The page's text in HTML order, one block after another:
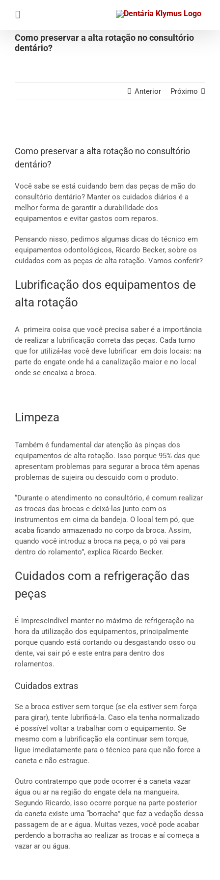
conteúdoComo preservar a alta rotação no consultório
dentário?
Anterior Próximo
Image
Como preservar a alta rotação no consultório
dentário?
Você sabe se está cuidando bem das peças de mão do
consultório dentário? Manter os cuidados diários é a
melhor forma de garantir a durabilidade dos
equipamentos e evitar gastos com reparos.
Pensando nisso, pedimos algumas dicas do técnico em
equipamentos odontológicos, Ricardo Becker, sobre os
cuidados com as peças de alta rotação. Vamos conferir?
Lubrificação dos equipamentos de
alta rotação
A primeira coisa que você precisa saber é a importância
de realizar a lubrificação correta das peças. Cada turno
que for utilizá-las você deve lubrificar em dois locais: na
parte do engate onde há a canalização maior e no local
onde se encaixa a broca.
Limpeza
Também é fundamental dar atenção às pinças dos
equipamentos de alta rotação. Isso porque 95% das que
apresentam problemas para segurar a broca têm apenas
problemas de sujeira ou descuido com o produto.
“Durante o atendimento no consultório, é comum realizar
as trocas das brocas e deixá-las junto com os
instrumentos em cima da bandeja. O local tem pó, que
acaba ficando armazenado no corpo da broca. Assim,
quando você introduz a broca na peça, o pó vai para
dentro do rolamento”, explica Ricardo Becker.
Cuidados com a refrigeração das
peças
É imprescindível manter no máximo de refrigeração na
hora da utilização dos equipamentos, principalmente
porque quando está cortando ou desgastando osso ou
dente, vai sair pó e este entra para dentro dos
rolamentos.
Cuidados extras
Se a broca estiver sem torque (se ela estiver sem força
para girar), tente lubrificá-la. Caso ela tenha normalizado
é possível voltar a trabalhar com o equipamento. Se
mesmo com a lubrificação ela continuar sem torque,
ligue imediatamente para o técnico para que não force a
caneta e não estrague.
Outro contratempo que pode ocorrer é a caneta vazar
água ou ar na região do engate dela na mangueira.
Segundo Ricardo, isso ocorre porque na parte posterior
da caneta existe uma “borracha” que faz a vedação dessa
passagem de ar e água. Muitas vezes, você pode acabar
perdendo a borracha ao realizar as trocas e aí começa a
vazar ar ou água.